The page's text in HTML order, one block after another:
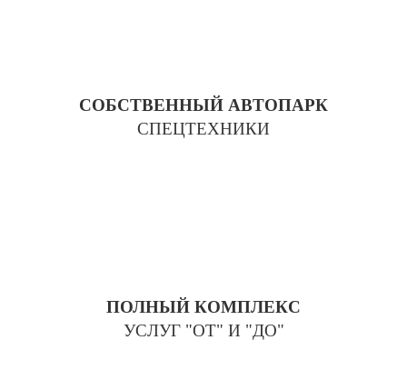
СОБСТВЕННЫЙ АВТОПАРК
СПЕЦТЕХНИКИ
ПОЛНЫЙ КОМПЛЕКС
УСЛУГ "ОТ" И "ДО"